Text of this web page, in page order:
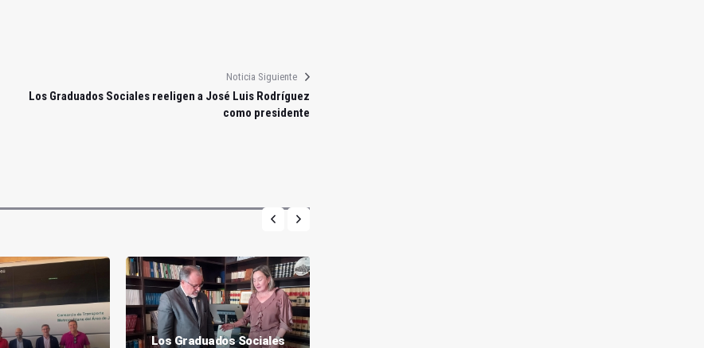
Noticia Siguiente
Los Graduados Sociales reeligen a José Luis Rodríguez
como presidente
Los Graduados Sociales